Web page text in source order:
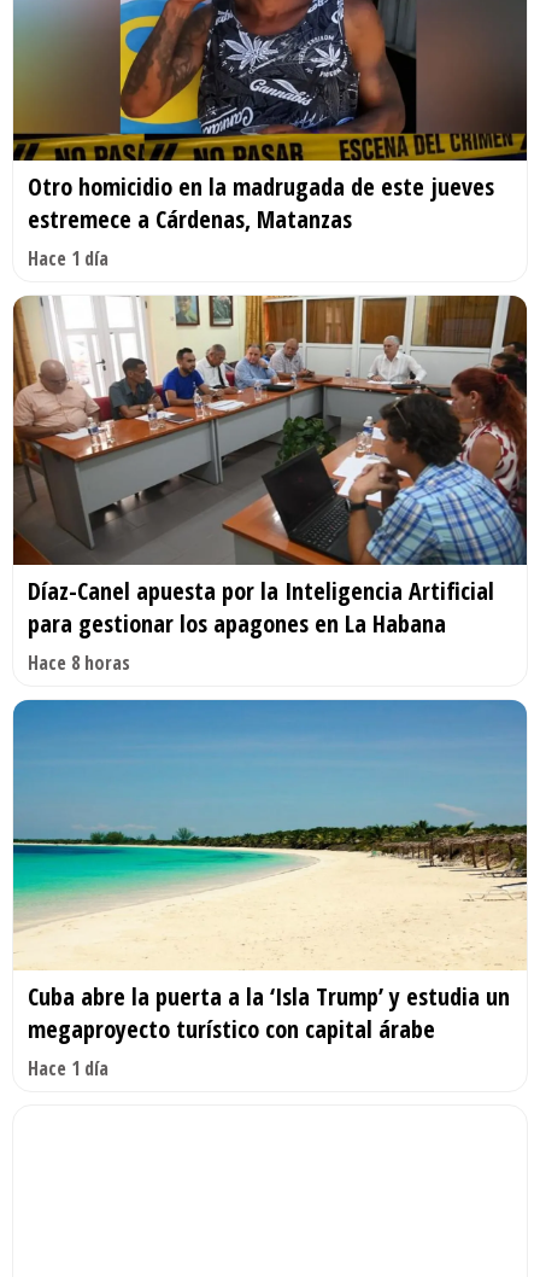
Otro homicidio en la madrugada de este jueves
estremece a Cárdenas, Matanzas
Hace 1 día
Díaz-Canel apuesta por la Inteligencia Artificial
para gestionar los apagones en La Habana
Hace 8 horas
Cuba abre la puerta a la ‘Isla Trump’ y estudia un
megaproyecto turístico con capital árabe
Hace 1 día